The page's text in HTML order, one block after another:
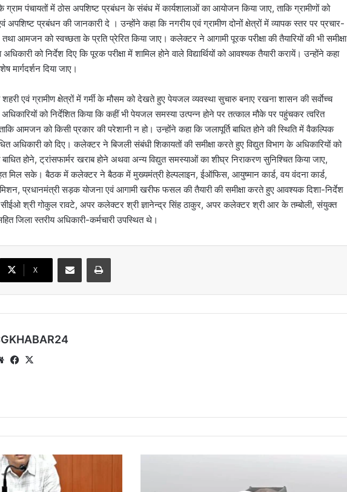
ग्राम पंचायतों में ठोस अपशिष्ट प्रबंधन के संबंध में कार्यशालाओं का आयोजन किया जाए, ताकि ग्रामीणों को
प्रबंधन की जानकारी दे । उन्होंने कहा कि नगरीय एवं ग्रामीण दोनों क्षेत्रों में व्यापक स्तर पर प्रचार-
आमजन को स्वच्छता के प्रति प्रेरित किया जाए। कलेक्टर ने आगामी पूरक परीक्षा की तैयारियों की भी समीक्षा
को निर्देश दिए कि पूरक परीक्षा में शामिल होने वाले विद्यार्थियों को आवश्यक तैयारी करायें। उन्होंने कहा
मार्गदर्शन दिया जाए।
एवं ग्रामीण क्षेत्रों में गर्मी के मौसम को देखते हुए पेयजल व्यवस्था सुचारु बनाए रखना शासन की सर्वाेच्च
को निर्देशित किया कि कहीं भी पेयजल समस्या उत्पन्न होने पर तत्काल मौके पर पहुंचकर त्वरित
आमजन को किसी प्रकार की परेशानी न हो। उन्होंने कहा कि जलापूर्ति बाधित होने की स्थिति में वैकल्पिक
अधिकारी को दिए। कलेक्टर ने बिजली संबंधी शिकायतों की समीक्षा करते हुए विद्युत विभाग के अधिकारियों को
बाधित होने, ट्रांसफार्मर खराब होने अथवा अन्य विद्युत समस्याओं का शीघ्र निराकरण सुनिश्चित किया जाए,
मिल सके। बैठक में कलेक्टर ने बैठक में मुख्यमंत्री हेल्पलाइन, ईऑफिस, आयुष्मान कार्ड, वय वंदना कार्ड,
मिशन, प्रधानमंत्री सड़क योजना एवं आगामी खरीफ फसल की तैयारी की समीक्षा करते हुए आवश्यक दिशा-निर्देश
श्री गोकुल रावटे, अपर कलेक्टर श्री ज्ञानेन्द्र सिंह ठाकुर, अपर कलेक्टर श्री आर के तम्बोली, संयुक्त
जिला स्तरीय अधिकारी-कर्मचारी उपस्थित थे।
X
We Fa